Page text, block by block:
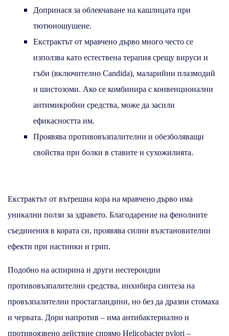
Допринася за облекчаване на кашлицата при
тютюношушене.
Екстрактът от мравчено дърво много често се
използва като естествена терапия срещу вируси и
гъби (включително Candida), маларийни плазмодий
и шистозоми. Ако се комбинира с конвенционални
антимикробни средства, може да засили
ефикасността им.
Проявява противовъзпалителни и обезболяващи
свойства при болки в ставите и сухожилията.
Екстрактът от вътрешна кора на мравчено дърво има
уникални ползи за здравето. Благодарение на фенолните
съединения в кората си, проявява силни възстановителни
ефекти при настинки и грип.
Подобно на аспирина и други нестероидни
противовъзпалителни средства, инхибира синтеза на
провъзпалителни простагландини, но без да дразни стомаха
и червата. Дори напротив – има антибактериално и
противоязвено действие спрямо Helicobacter pylori –